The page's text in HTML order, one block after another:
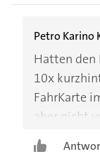
nie was
Petro Karino
Hatten den
10x
FahrKarte
aber nicht
Schaffner
ließen, aber